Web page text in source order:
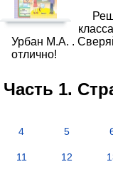
Урбан М.А. .
отлично!
Часть 1.
4 5
11 12